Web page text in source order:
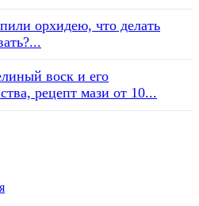
орхидею, что делать
воск и его
рецепт мази от 10...